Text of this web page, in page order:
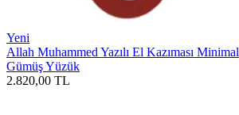
Yeni
Allah Muhammed Yazılı El Kazıması Minimal
Gümüş Yüzük
2.820,00 TL